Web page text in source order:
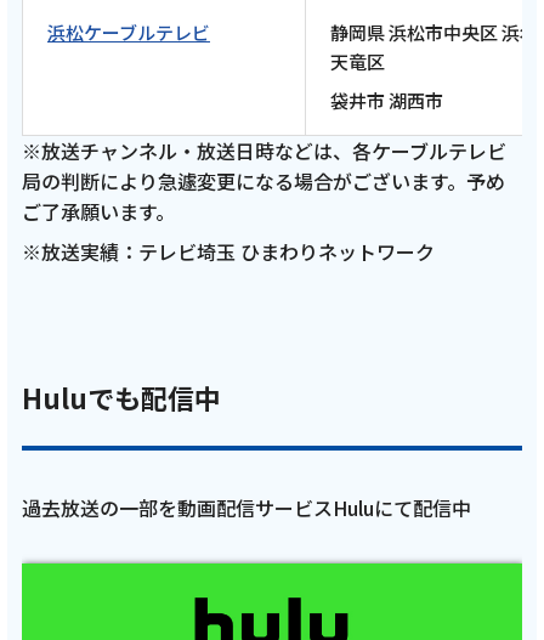
2026年3月19日
【ケーブルテレビ・トコチャン】亮と優の静
記事を読む
浜松ケーブルテレビ
静岡県 浜松市中央区 浜名
天竜区
袋井市 湖西市
※放送チャンネル・放送日時などは、各ケーブルテレビ
局の判断により急遽変更になる場合がございます。予め
ご了承願います。
※放送実績：テレビ埼玉 ひまわりネットワーク
Huluでも配信中
過去放送の一部を動画配信サービスHuluにて配信中